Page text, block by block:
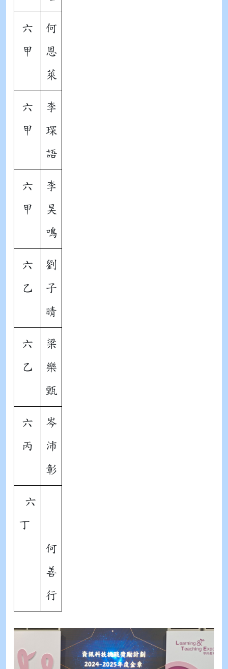
六
甲
何
恩
萊
六
甲
李
琛
語
六
甲
李
昊
鳴
六
乙
劉
子
晴
六
乙
梁
樂
甄
六
丙
岑
沛
彰
六
丁
何
善
行